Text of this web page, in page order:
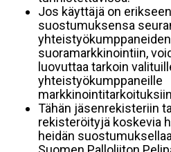
Jos käyttäjä on
suostumuksensa
suoramarkkinointiin,
luovuttaa tarkoin
yhteistyökumppaneille
Tähän jäsenrekisteriin
rekisteröityjä koskevia
heidän